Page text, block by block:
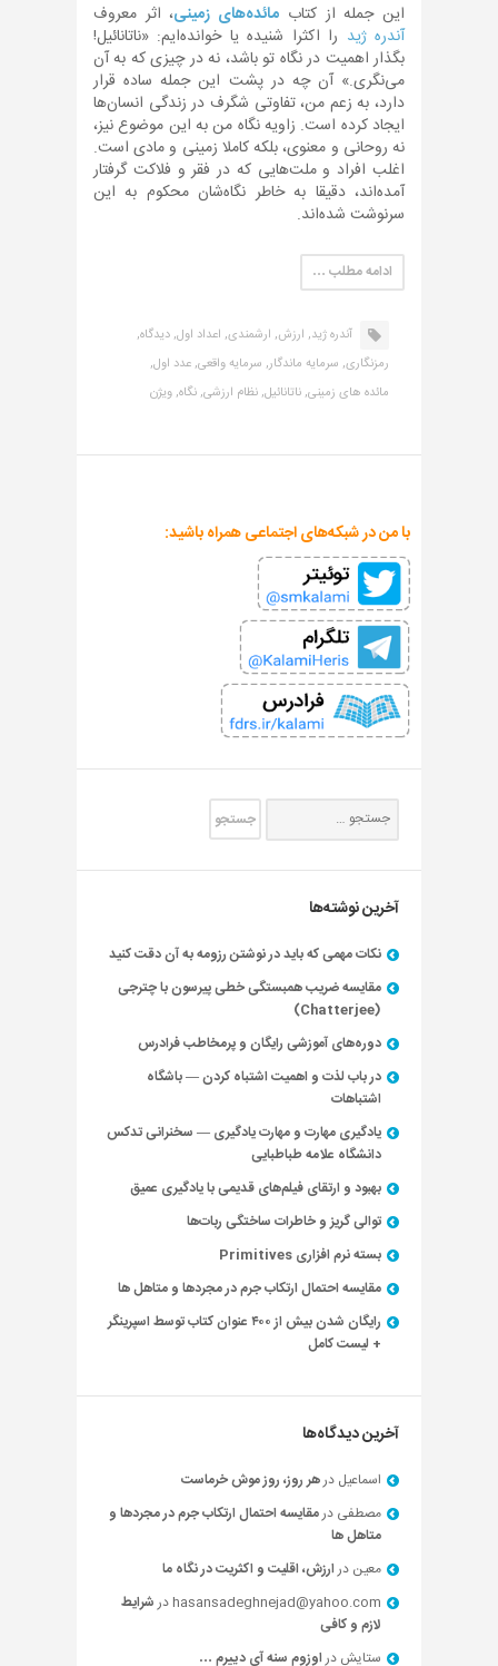
این جمله از کتاب مائده‌های زمینی، اثر معروف
آندره ژید را اکثرا شنیده یا خوانده‌ایم: «ناتانائیل!
بگذار اهمیت در نگاه تو باشد، نه در چیزی که به آن
می‌نگری.» آن چه در پشت این جمله ساده قرار
دارد، به زعم من، تفاوتی شگرف در زندگی انسان‌ها
ایجاد کرده است. زاویه نگاه من به این موضوع نیز،
نه روحانی و معنوی، بلکه کاملا زمینی و مادی است.
اغلب افراد و ملت‌هایی که در فقر و فلاکت گرفتار
آمده‌اند، دقیقا به خاطر نگاه‌شان محکوم به این
سرنوشت شده‌اند.
ادامه مطلب …
آندره ژید, ارزش, ارشمندی, اعداد اول,دیدگاه,
رمزنگاری, سرمایه ماندگار, سرمایه واقعی,عدد اول,
مائده های زمینی,ناتانائیل,نظام ارزشی,نگاه,ویژن
با من در شبکه‌های اجتماعی همراه باشید:
آخرین نوشته‌ها
نکات مهمی که باید در نوشتن رزومه به آن دقت کنید
مقایسه ضریب همبستگی خطی پیرسون با چترجی
(Chatterjee)
دوره‌های آموزشی رایگان و پرمخاطب فرادرس
در باب لذت و اهمیت اشتباه کردن — باشگاه
اشتباهات
یادگیری مهارت و مهارت یادگیری — سخنرانی تدکس
دانشگاه علامه طباطبایی
بهبود و ارتقای فیلم‌های قدیمی با یادگیری عمیق
توالی گریز و خاطرات ساختگی ربات‌ها
بسته نرم افزاری Primitives
مقایسه احتمال ارتکاب جرم در مجردها و متاهل ها
رایگان شدن بیش از ۴۰۰ عنوان کتاب توسط اسپرینگر
+ لیست کامل
آخرین دیدگاه‌ها
اسماعیل درهر روز، روز موش خرماست
مصطفی درمقایسه احتمال ارتکاب جرم در مجردها و
متاهل ها
معین درارزش، اقلیت و اکثریت در نگاه ما
hasansadeghnejad@yahoo.com درشرایط
لازم و کافی
ستایش دراوزوم سنه آی دییرم …